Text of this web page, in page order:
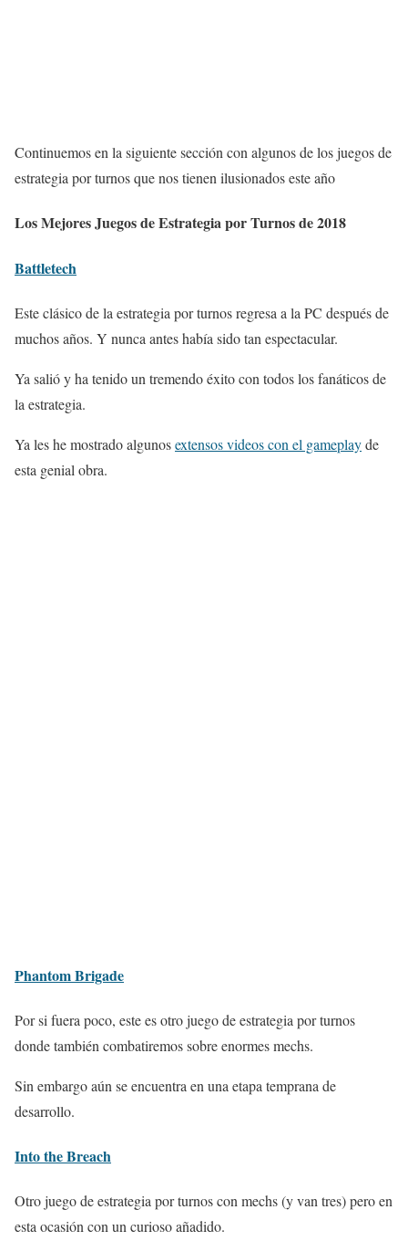
Continuemos en la siguiente sección con algunos de los juegos de
estrategia por turnos que nos tienen ilusionados este año
Los Mejores Juegos de Estrategia por Turnos de 2018
Battletech
Este clásico de la estrategia por turnos regresa a la PC después de
muchos años. Y nunca antes había sido tan espectacular.
Ya salió y ha tenido un tremendo éxito con todos los fanáticos de
la estrategia.
Ya les he mostrado algunosextensos videos con el gameplayde
esta genial obra.
Phantom Brigade
Por si fuera poco, este es otro juego de estrategia por turnos
donde también combatiremos sobre enormes mechs.
Sin embargo aún se encuentra en una etapa temprana de
desarrollo.
Into the Breach
Otro juego de estrategia por turnos con mechs (y van tres) pero en
esta ocasión con un curioso añadido.